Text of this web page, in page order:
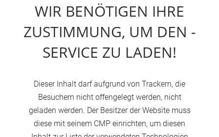
WIR BENÖTIGEN IHRE
ZUSTIMMUNG, UM DEN -
SERVICE ZU LADEN!
Dieser Inhalt darf aufgrund von Trackern, die
Besuchern nicht offengelegt werden, nicht
geladen werden. Der Besitzer der Website muss
diese mit seinem CMP einrichten, um diesen